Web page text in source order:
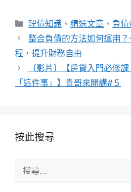
分
類
理債知識 、精選文章 、 負
整合負債的方法如何運用
程，提升財務自由
〔影片〕【房貸入門必修
「這件事」】貴哥來開講#５
按此搜尋
尋: